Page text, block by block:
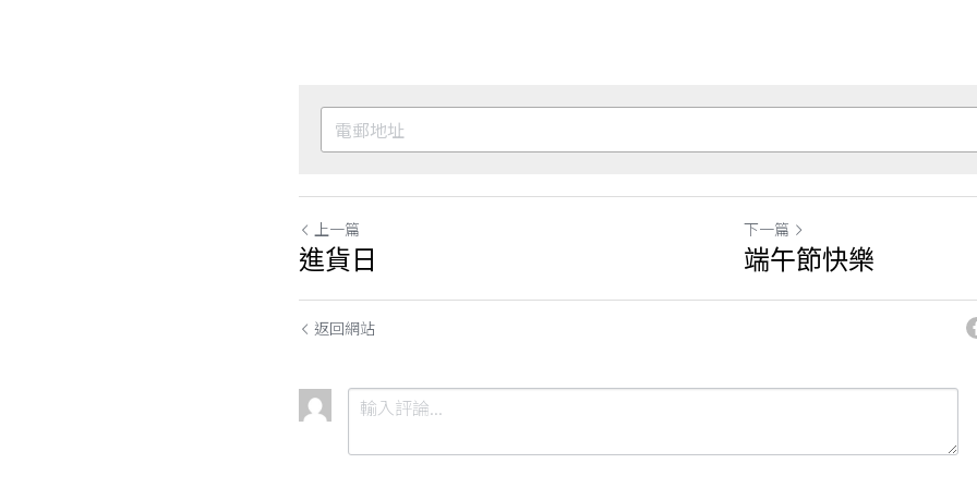
上一篇
進貨日
下一篇
端午節快樂
返回網站